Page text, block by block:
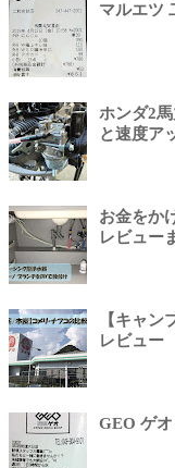
マルエツ
ホンダ2
と速度ア
お金をか
レビュー
【キャ
レビュー
GEO ゲ